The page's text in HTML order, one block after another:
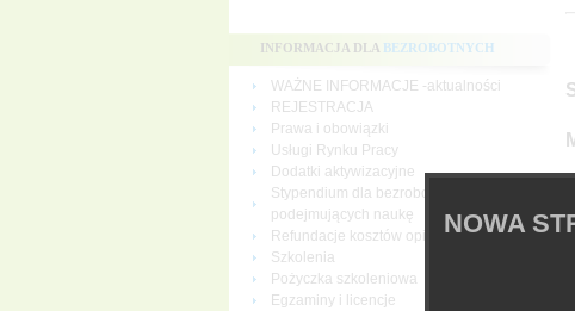
INFORMACJA DLA BEZROBOTNYCH
WAŻNE INFORMACJE -aktualności
REJESTRACJA
Prawa i obowiązki
Usługi Rynku Pracy
Dodatki aktywizacyjne
Stypendium dla bezrobotnych
podejmujących naukę
Refundacje kosztów opieki nad dzieckiem
Szkolenia
Pożyczka szkoleniowa
Egzaminy i licencje
NOWA